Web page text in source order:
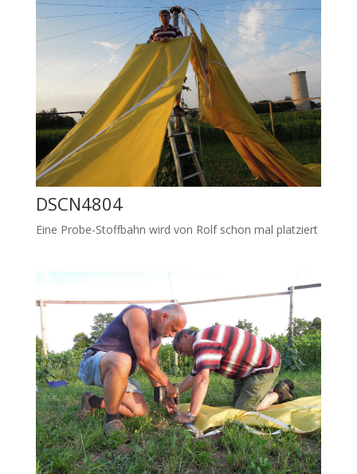
DSCN4804
Eine Probe-Stoffbahn wird von Rolf schon mal platziert